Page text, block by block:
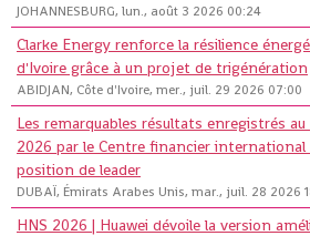
JOHANNESBURG, lun., août 3 2026 00:24
Clarke Energy renforce la résilience
d'Ivoire grâce à un projet de trigénération
ABIDJAN, Côte d'Ivoire, mer., juil. 29 2026 07:00
Les remarquables résultats enregistrés
2026 par le Centre financier
position de leader
DUBAÏ, Émirats Arabes Unis, mar., juil. 28 2026
HNS 2026 | Huawei dévoile la version